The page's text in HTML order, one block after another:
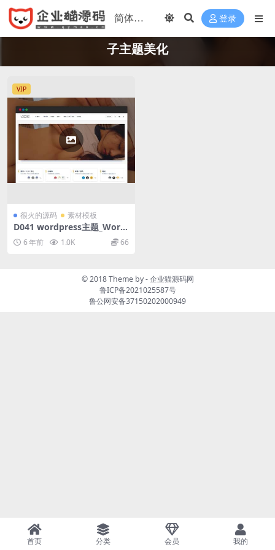
登录
子主题美化
VIP
很火的源码 素材模板
D041 wordpress主题_Word
Press主题ripro8.7日主题去
除授权版
6 年前 1.0K 66
© 2018 Theme by -企业猫源码网
鲁ICP备2021025587号
鲁公网安备37150202000949
首页 分类 会员 我的